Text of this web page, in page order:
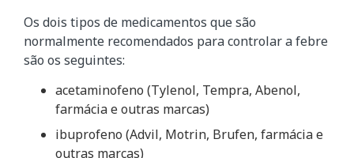
Os dois tipos de medicamentos que são
normalmente recomendados para controlar a febre
são os seguintes:
acetaminofeno (Tylenol, Tempra, Abenol,
farmácia e outras marcas)
ibuprofeno (Advil, Motrin, Brufen, farmácia e
outras marcas)